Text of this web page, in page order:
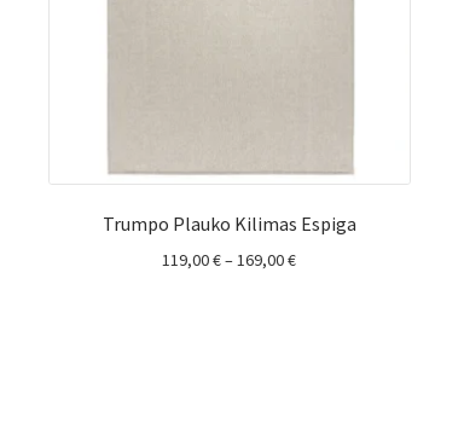
Trumpo Plauko Kilimas Espiga
119,00€–169,00€Price